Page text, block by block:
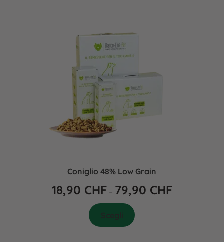
Coniglio 48% Low Grain
18,90 CHF – 79,90 CHF